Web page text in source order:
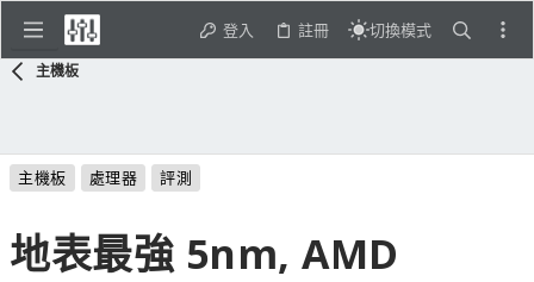
登入 註冊 切換模式
主機板
主機板 處理器 評測
地表最強 5nm, AMD